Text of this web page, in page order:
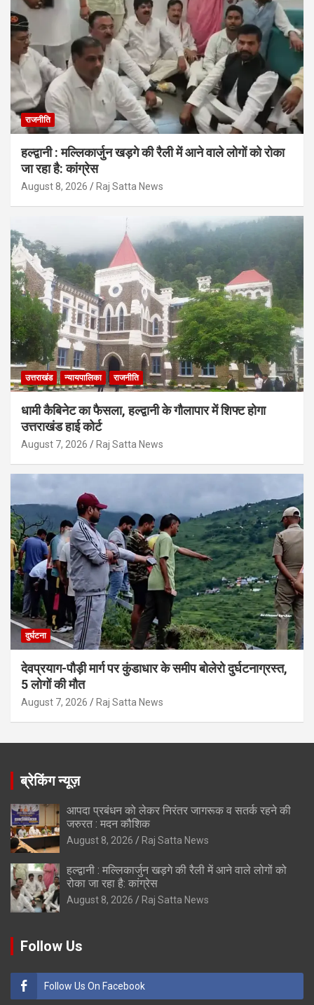
राजनीति
हल्द्वानी : मल्लिकार्जुन खड़गे की रैली में आने वाले लोगों को रोका
जा रहा है: कांग्रेस
August 8, 2026 Raj Satta News
उत्तराखंड न्यायपालिका राजनीति
धामी कैबिनेट का फैसला, हल्द्वानी के गौलापार में शिफ्ट होगा
उत्तराखंड हाई कोर्ट
August 7, 2026 Raj Satta News
दुर्घटना
देवप्रयाग-पौड़ी मार्ग पर कुंडाधार के समीप बोलेरो दुर्घटनाग्रस्त,
5 लोगों की मौत
August 7, 2026 Raj Satta News
ब्रेकिंग न्यूज़
आपदा प्रबंधन को लेकर निरंतर जागरूक व सतर्क रहने की
जरुरत : मदन कौशिक
August 8, 2026 Raj Satta News
हल्द्वानी : मल्लिकार्जुन खड़गे की रैली में आने वाले लोगों को
रोका जा रहा है: कांग्रेस
August 8, 2026 Raj Satta News
Follow Us
Follow Us On Facebook